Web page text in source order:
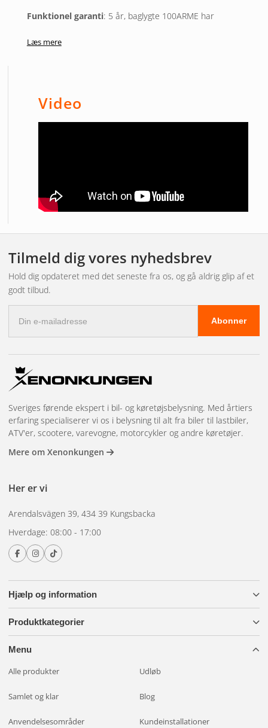
Funktionel garanti: 5 år, baglygte 100ARME har
Læs mere
Video
Tilmeld dig vores nyhedsbrev
Hold dig opdateret med det seneste fra os, og gå aldrig glip af et
godt tilbud.
mail-
adresse
Abonner
Hjælp og information
Produktkategorier
Menu
Alle produkter Udløb
Samlet og klar Blog
Anvendelsesområder Kundeinstallationer
Sveriges førende ekspert i bil- og køretøjsbelysning. Med årtiers
erfaring specialiserer vi os i belysning til alt fra biler til lastbiler,
ATV'er, scootere, varevogne, motorcykler og andre køretøjer.
Mere om Xenonkungen
Her er vi
Arendalsvägen 39, 434 39 Kungsbacka
Hverdage: 08:00 - 17:00